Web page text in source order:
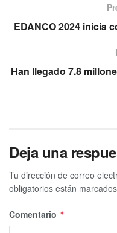
EDANCO 2024 inicia
Han llegado 7.8
Deja una
Tu dirección de correo
obligatorios están
Comentario *